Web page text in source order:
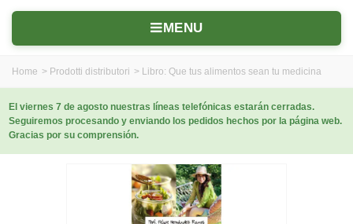
MENU
Home > Prodotti distributori > Libro: Que tus alimentos sean tu medicina
El viernes 7 de agosto nuestras líneas telefónicas estarán cerradas.
Seguiremos procesando y enviando los pedidos hechos por la página web.
Gracias por su comprensión.